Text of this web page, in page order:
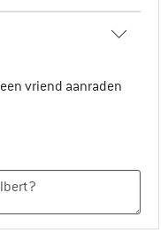
vriend aanraden